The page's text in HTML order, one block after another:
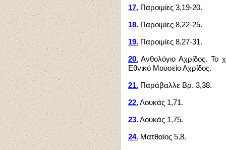
17.Παροιμίες 3,19-20.
18.Παροιμίες 8,22-25.
19.Παροιμίες 8,27-31.
20.Ανθολόγιο Αχρίδος. Το
Εθνικό Μουσείο Αχρίδος.
21.Παράβαλλε Βρ. 3,38.
22.Λουκάς 1,71.
23.Λουκάς 1,75.
24.Ματθαίος 5,8.